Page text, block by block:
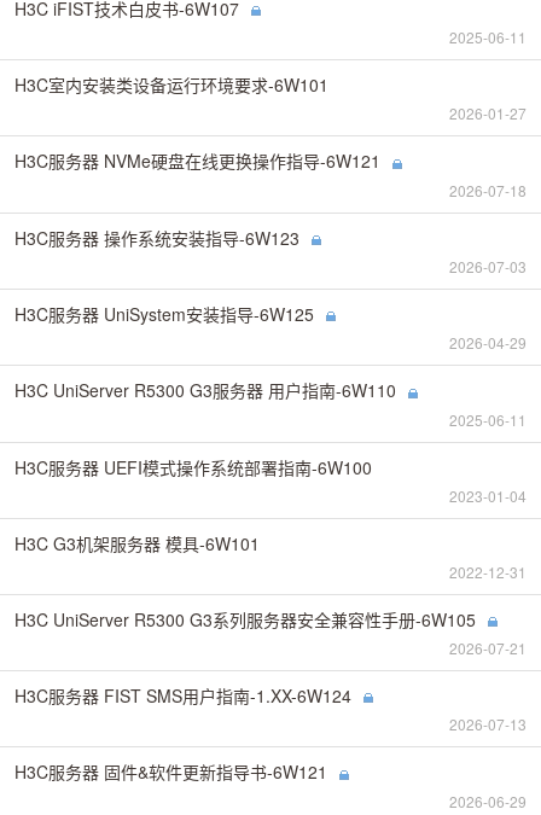
H3C iFIST技术白皮书-6W107
2025-06-11
H3C室内安装类设备运行环境要求-6W101
2026-01-27
H3C服务器 NVMe硬盘在线更换操作指导-6W121
2026-07-18
H3C服务器 操作系统安装指导-6W123
2026-07-03
H3C服务器 UniSystem安装指导-6W125
2026-04-29
H3C UniServer R5300 G3服务器 用户指南-6W110
2025-06-11
H3C服务器 UEFI模式操作系统部署指南-6W100
2023-01-04
H3C G3机架服务器 模具-6W101
2022-12-31
H3C UniServer R5300 G3系列服务器安全兼容性手册-6W105
2026-07-21
H3C服务器 FIST SMS用户指南-1.XX-6W124
2026-07-13
H3C服务器 固件&软件更新指导书-6W121
2026-06-29